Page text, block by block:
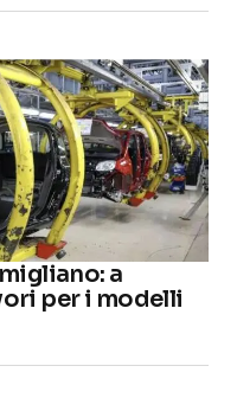
a
per i modelli